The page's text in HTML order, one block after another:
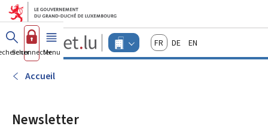
Aller au menu principal
Aller au contenu
Guichet.lu
Changer
d'espace
FrançaisDeutschEnglish
Se connecterMenu principal
Accueil
Newsletter